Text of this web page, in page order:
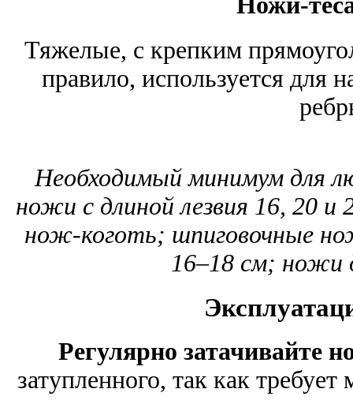
Тяжелые, с крепким
правило, используется для
Необходимый минимум для
ножи с длиной лезвия 16, 20
нож-коготь; шпиговочные
16–18 см; ножи
Регулярно затачивайте
затупленного, так как